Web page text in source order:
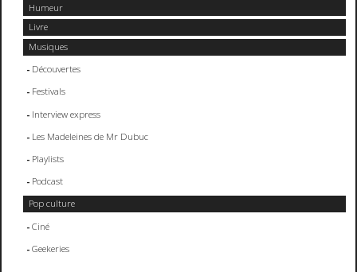
Humeur
Livre
Musiques
Découvertes
Festivals
Interview express
Les Madeleines de Mr Dubuc
Playlists
Podcast
Pop culture
Ciné
Geekeries